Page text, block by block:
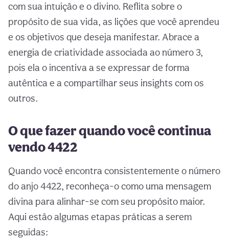
com sua intuição e o divino. Reflita sobre o
propósito de sua vida, as lições que você aprendeu
e os objetivos que deseja manifestar. Abrace a
energia de criatividade associada ao número 3,
pois ela o incentiva a se expressar de forma
autêntica e a compartilhar seus insights com os
outros.
O que fazer quando você continua
vendo 4422
Quando você encontra consistentemente o número
do anjo 4422, reconheça-o como uma mensagem
divina para alinhar-se com seu propósito maior.
Aqui estão algumas etapas práticas a serem
seguidas: